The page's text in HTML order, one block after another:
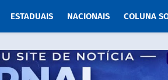
ESTADUAIS NACIONAIS COLUNA